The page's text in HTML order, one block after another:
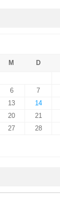
M D
6 7
13 14
20 21
27 28